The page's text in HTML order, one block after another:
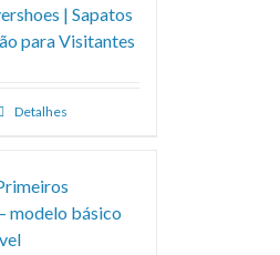
| Sapatos
para Visitantes
Detalhes
modelo básico